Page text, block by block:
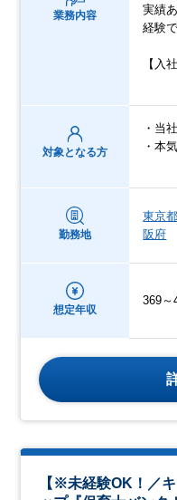
業務内容
実績
経験
【入
対象となる方
・当
・本
勤務地
東京都
阪府
想定年収
369～
【※未経験OK！／